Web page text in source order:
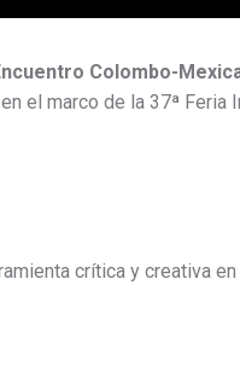
Colombo-
el marco de la 37ª Feria
crítica y creativa